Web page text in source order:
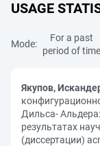
USAGE
Mode:
For a past
period of time
Якупов,
Дильса-
результатах
(диссертации)